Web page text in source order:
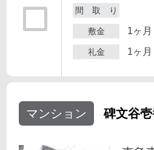
間 取 り
敷金 1ヶ月
礼金 1ヶ月
マンション 碑文谷